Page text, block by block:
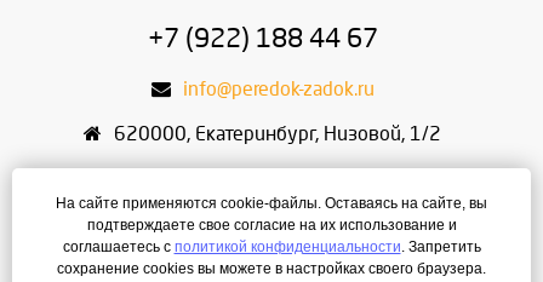
+7 (922) 188 44 67
info@peredok-zadok.ru
620000, Екатеринбург, Низовой, 1/2
ИНН: 666400495321
ОГРН: 304667436400168
На сайте применяются cookie-файлы. Оставаясь на сайте, вы
подтверждаете свое согласие на их использование и
соглашаетесь с политикой конфиденциальности. Запретить
сохранение cookies вы можете в настройках своего браузера.